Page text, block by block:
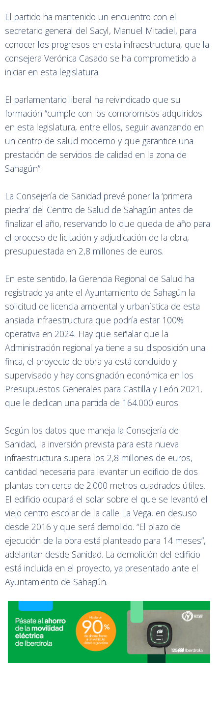
El partido ha mantenido un encuentro con el
secretario general del Sacyl, Manuel Mitadiel, para
conocer los progresos en esta infraestructura, que la
consejera Verónica Casado se ha comprometido a
iniciar en esta legislatura.
El parlamentario liberal ha reivindicado que su
formación “cumple con los compromisos adquiridos
en esta legislatura, entre ellos, seguir avanzando en
un centro de salud moderno y que garantice una
prestación de servicios de calidad en la zona de
Sahagún”.
La Consejería de Sanidad prevé poner la ‘primera
piedra’ del Centro de Salud de Sahagún antes de
finalizar el año, reservando lo que queda de año para
el proceso de licitación y adjudicación de la obra,
presupuestada en 2,8 millones de euros.
En este sentido, la Gerencia Regional de Salud ha
registrado ya ante el Ayuntamiento de Sahagún la
solicitud de licencia ambiental y urbanística de esta
ansiada infraestructura que podría estar 100%
operativa en 2024. Hay que señalar que la
Administración regional ya tiene a su disposición una
finca, el proyecto de obra ya está concluido y
supervisado y hay consignación económica en los
Presupuestos Generales para Castilla y León 2021,
que le dedican una partida de 164.000 euros.
Según los datos que maneja la Consejería de
Sanidad, la inversión prevista para esta nueva
infraestructura supera los 2,8 millones de euros,
cantidad necesaria para levantar un edificio de dos
plantas con cerca de 2.000 metros cuadrados útiles.
El edificio ocupará el solar sobre el que se levantó el
viejo centro escolar de la calle La Vega, en desuso
desde 2016 y que será demolido. “El plazo de
ejecución de la obra está planteado para 14 meses”,
adelantan desde Sanidad. La demolición del edificio
está incluida en el proyecto, ya presentado ante el
Ayuntamiento de Sahagún.